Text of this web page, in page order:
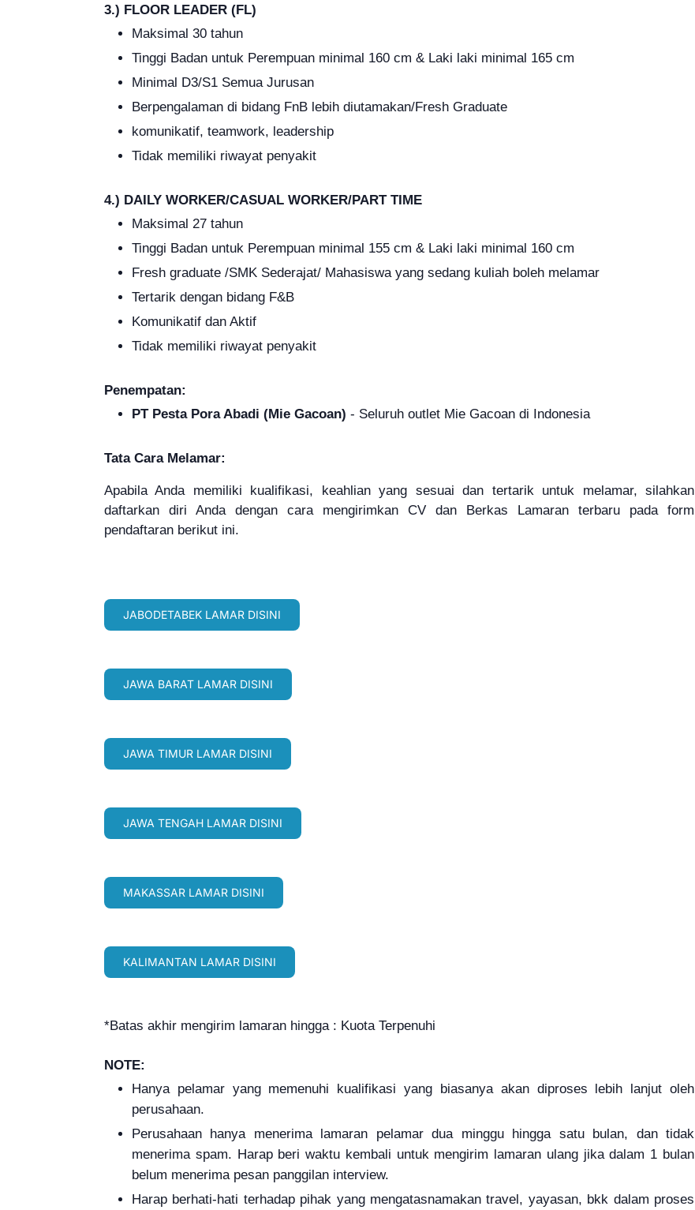
3.) FLOOR LEADER (FL)
Maksimal 30 tahun
Tinggi Badan untuk Perempuan minimal 160 cm & Laki laki minimal 165 cm
Minimal D3/S1 Semua Jurusan
Berpengalaman di bidang FnB lebih diutamakan/Fresh Graduate
komunikatif, teamwork, leadership
Tidak memiliki riwayat penyakit
4.) DAILY WORKER/CASUAL WORKER/PART TIME
Maksimal 27 tahun
Tinggi Badan untuk Perempuan minimal 155 cm & Laki laki minimal 160 cm
Fresh graduate /SMK Sederajat/ Mahasiswa yang sedang kuliah boleh melamar
Tertarik dengan bidang F&B
Komunikatif dan Aktif
Tidak memiliki riwayat penyakit
Penempatan:
PT Pesta Pora Abadi (Mie Gacoan) - Seluruh outlet Mie Gacoan di Indonesia
Tata Cara Melamar:
Apabila Anda memiliki kualifikasi, keahlian yang sesuai dan tertarik untuk melamar, silahkan
daftarkan diri Anda dengan cara mengirimkan CV dan Berkas Lamaran terbaru pada form
pendaftaran berikut ini.
JABODETABEK LAMAR DISINI
JAWA BARAT LAMAR DISINI
JAWA TIMUR LAMAR DISINI
JAWA TENGAH LAMAR DISINI
MAKASSAR LAMAR DISINI
KALIMANTAN LAMAR DISINI
*Batas akhir mengirim lamaran hingga : Kuota Terpenuhi
NOTE:
Hanya pelamar yang memenuhi kualifikasi yang biasanya akan diproses lebih lanjut oleh
perusahaan.
Perusahaan hanya menerima lamaran pelamar dua minggu hingga satu bulan, dan tidak
menerima spam. Harap beri waktu kembali untuk mengirim lamaran ulang jika dalam 1 bulan
belum menerima pesan panggilan interview.
Harap berhati-hati terhadap pihak yang mengatasnamakan travel, yayasan, bkk dalam proses